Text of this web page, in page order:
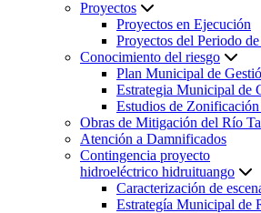
Proyectos
Proyectos en Ejecución
Proyectos del Periodo
Conocimiento del riesgo
Plan Municipal de
Estrategia Municipal de
Estudios de
Obras de Mitigación del Río
Atención a Damnificados
Contingencia proyecto
hidroeléctrico hidruituango
Caracterización de
Estrategía Municipal de